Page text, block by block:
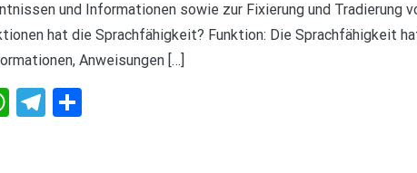
und Informationen sowie zur Fixierung und Tradierung
hat die Sprachfähigkeit? Funktion: Die Sprachfähigkeit
Anweisungen […]
WhatsApp
Telegram